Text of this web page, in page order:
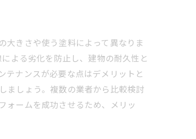
大きさや使う塗料によって異なりま
よる劣化を防止し、建物の耐久性と
テナンスが必要な点はデメリットと
ましょう。複数の業者から比較検討
ォームを成功させるため、メリッ